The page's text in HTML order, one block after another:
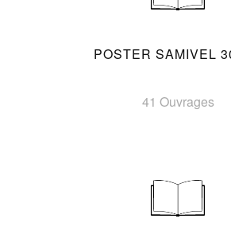
POSTER SAMIVEL
41 Ouvrages